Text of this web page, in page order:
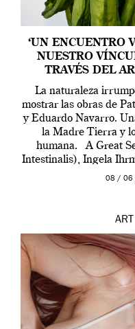
‘UN ENCUENTRO
NUESTRO
TRAVÉS DEL
La naturaleza
mostrar las obras de
y Eduardo Navarro.
la Madre Tierra y
humana. A Great
Intestinalis), Ingela
Madrid
08 /
ART